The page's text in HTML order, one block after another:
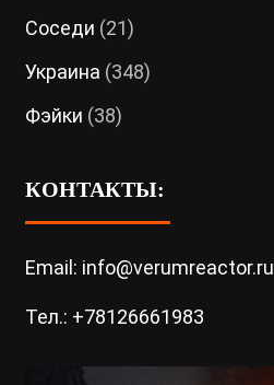
Соседи (21)
Украина (348)
Фэйки (38)
КОНТАКТЫ:
Email: info@verumreactor.ru
Тел.: +78126661983